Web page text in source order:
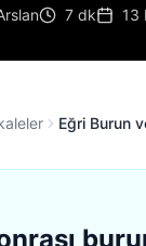
7 dk 13
Eğri Burun